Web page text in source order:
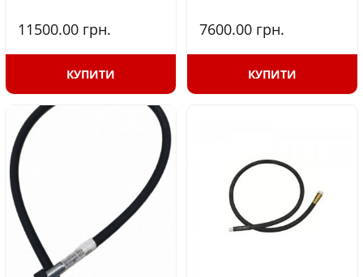
11500.00 грн.
КУПИТИ
7600.00 грн.
КУПИТИ